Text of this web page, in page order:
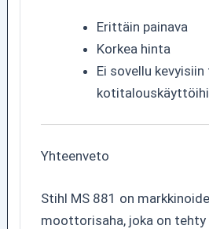
Erittäin painava
Korkea hinta
Ei sovellu kevyisiin
Yhteenveto
Stihl MS 881 on
moottorisaha, joka on tehty